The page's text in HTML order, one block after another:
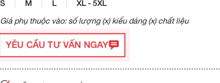
S M L XL - 5XL
Giá phụ thuộc vào: số lượng (x) kiểu dáng (x) chất liệu
YÊU CẦU TƯ VẤN NGAY